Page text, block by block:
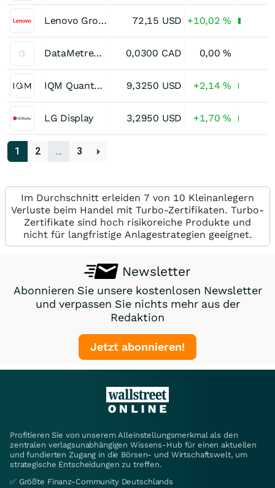
Lenovo Group 72,15 USD +10,02%
DataMetrex AI 0,0300 CAD 0,00%
IQM Quantum Computers 9,3250 USD +2,14%
LG Display 3,2950 USD +1,70%
1 2 … 3
Im Durchschnitt erleiden 7 von 10 Kleinanlegern
Verluste beim Handel mit Turbo-Zertifikaten. Turbo-
Zertifikate sind hoch risikoreiche Produkte und
nicht für langfristige Anlagestrategien geeignet.
Newsletter
Abonnieren Sie unsere kostenlosen Newsletter
und verpassen Sie nichts mehr aus der
Redaktion
Jetzt abonnieren!
Profitieren Sie von unserem Alleinstellungsmerkmal als den
zentralen verlagsunabhängigen Wissens-Hub für einen aktuellen
und fundierten Zugang in die Börsen- und Wirtschaftswelt, um
strategische Entscheidungen zu treffen.
✅ Größte Finanz-Community Deutschlands